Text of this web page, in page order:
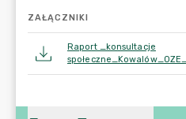
ZAŁĄCZNIKI
Raport _konsultacje